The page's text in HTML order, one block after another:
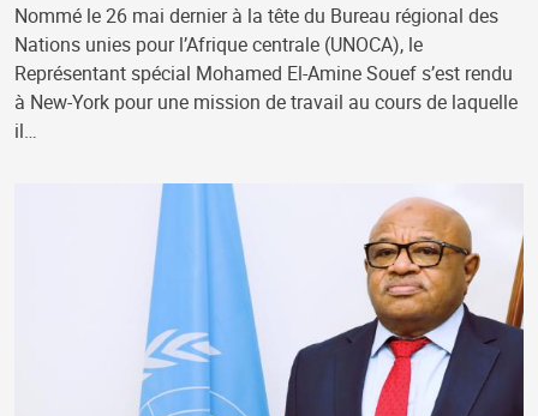
Nommé le 26 mai dernier à la tête du Bureau régional des
Nations unies pour l’Afrique centrale (UNOCA), le
Représentant spécial Mohamed El-Amine Souef s’est rendu
à New-York pour une mission de travail au cours de laquelle
il…